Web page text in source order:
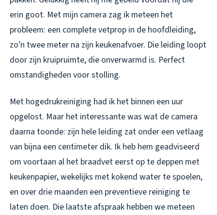
erin goot. Met mijn camera zag ik meteen het
probleem: een complete vetprop in de hoofdleiding,
zo’n twee meter na zijn keukenafvoer. Die leiding loopt
door zijn kruipruimte, die onverwarmd is. Perfect
omstandigheden voor stolling.
Met hogedrukreiniging had ik het binnen een uur
opgelost. Maar het interessante was wat de camera
daarna toonde: zijn hele leiding zat onder een vetlaag
van bijna een centimeter dik. Ik heb hem geadviseerd
om voortaan al het braadvet eerst op te deppen met
keukenpapier, wekelijks met kokend water te spoelen,
en over drie maanden een preventieve reiniging te
laten doen. Die laatste afspraak hebben we meteen